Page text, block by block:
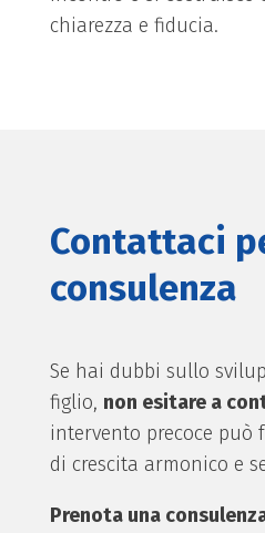
chiarezza e fiducia.
Contattaci
consulenza
Se hai dubbi sullo
figlio, non esitare a
intervento precoce può
di crescita armonico e
Prenota una